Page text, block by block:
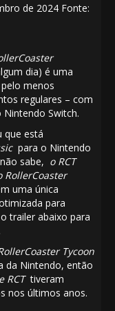
de 2024 Fonte:
dia) é uma
menos
regulares – com
Switch.
que está
para o Nintendo
sabe, o RCT
RollerCoaster
uma única
para
trailer abaixo para
Tycoon
da Nintendo, então
RCT tiveram
nos últimos anos.